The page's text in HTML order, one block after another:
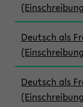
Deutsch als
Deutsch als